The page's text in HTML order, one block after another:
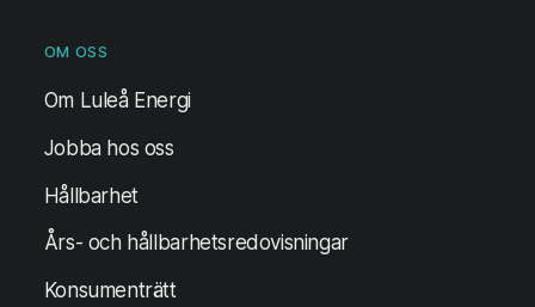
OM OSS
Om Luleå Energi
Jobba hos oss
Hållbarhet
Års- och hållbarhetsredovisningar
Konsumenträtt